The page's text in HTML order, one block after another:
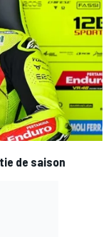
de saison